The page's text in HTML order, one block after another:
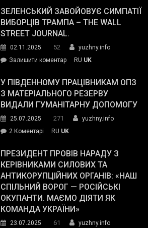
ЗЕЛЕНСЬКИЙ ЗАВОЙОВУЄ СИМПАТІЇ
ВИБОРЦІВ ТРАМПА – THE WALL
STREET JOURNAL.
02.11.2025 52
yuzhny.info
Залишити коментарon
завойовує
симпатії
виборців
The
Street
Journal.
RU UK
У ПІВДЕННОМУ ПРАЦІВНИКАМ ОПЗ
З МАТЕРІАЛЬНОГО РЕЗЕРВУ
ВИДАЛИ ГУМАНІТАРНУ ДОПОМОГУ
25.07.2025 271
yuzhny.info
2 Коментарі
Південному
працівникам
ОПЗ
з
матеріального
резерву
гуманітарну
RU UK
ПРЕЗИДЕНТ ПРОВІВ НАРАДУ З
КЕРІВНИКАМИ СИЛОВИХ ТА
АНТИКОРУПЦІЙНИХ ОРГАНІВ: «НАШ
СПІЛЬНИЙ ВОРОГ — РОСІЙСЬКІ
ОКУПАНТИ. МАЄМО ДІЯТИ ЯК
КОМАНДА УКРАЇНИ»
23.07.2025 61
yuzhny.info